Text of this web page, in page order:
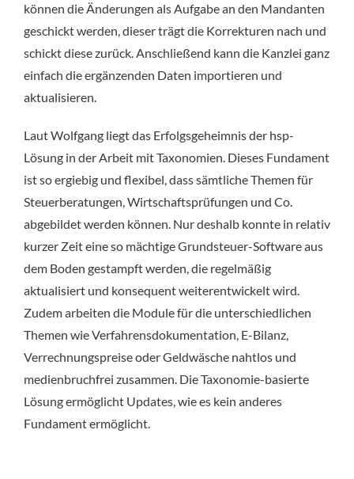
können die Änderungen als Aufgabe an den Mandanten
geschickt werden, dieser trägt die Korrekturen nach und
schickt diese zurück. Anschließend kann die Kanzlei ganz
einfach die ergänzenden Daten importieren und
aktualisieren.
Laut Wolfgang liegt das Erfolgsgeheimnis der hsp-
Lösung in der Arbeit mit Taxonomien. Dieses Fundament
ist so ergiebig und flexibel, dass sämtliche Themen für
Steuerberatungen, Wirtschaftsprüfungen und Co.
abgebildet werden können. Nur deshalb konnte in relativ
kurzer Zeit eine so mächtige Grundsteuer-Software aus
dem Boden gestampft werden, die regelmäßig
aktualisiert und konsequent weiterentwickelt wird.
Zudem arbeiten die Module für die unterschiedlichen
Themen wie Verfahrensdokumentation, E-Bilanz,
Verrechnungspreise oder Geldwäsche nahtlos und
medienbruchfrei zusammen. Die Taxonomie-basierte
Lösung ermöglicht Updates, wie es kein anderes
Fundament ermöglicht.